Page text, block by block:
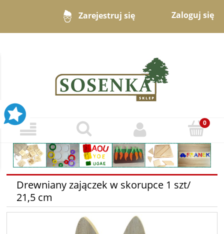
Zarejestruj się Zaloguj się
Drewniany zajączek w skorupce 1 szt/
21,5 cm